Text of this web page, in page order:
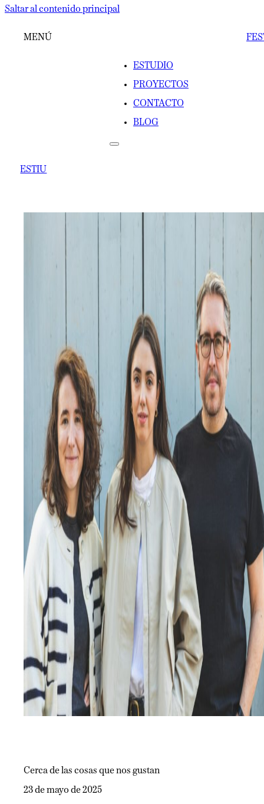
Saltar al contenido principal
MENÚ
ESTUDIO
PROYECTOS
CONTACTO
BLOG
ESTIU
Cerca de las cosas que nos gustan
23 de mayo de 2025